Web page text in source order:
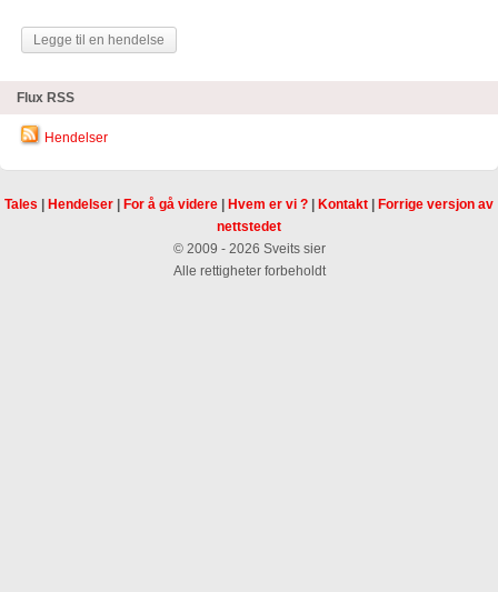
Legge til en hendelse
Flux RSS
Hendelser
Tales Hendelser For å gå videre Hvem er vi ? Kontakt
Forrige versjon av
nettstedet
© 2009 - 2026 Sveits sier
Alle rettigheter forbeholdt